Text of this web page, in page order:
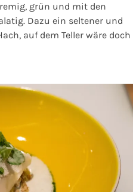
grün und mit den
Dazu ein seltener und
auf dem Teller wäre doch